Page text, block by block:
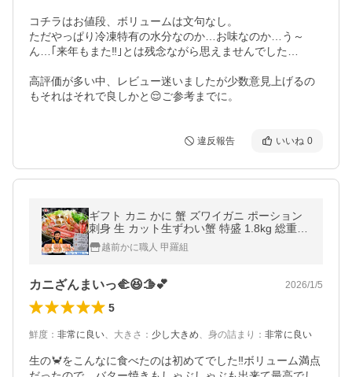
コチラはお値段、ボリュームは文句なし。
ただやっぱり冷凍特有の水分なのか…お味なのか…う～
ん…｢来年もまた‼️｣とは残念ながら思えませんでした…
高評価が多い中、レビュー迷いましたが少数意見上げるの
違反報告 いいね 0
ギフト カニ かに 蟹 ズワイガニ ポーション
刺身 生 カット生ずわい蟹 特盛 1.8kg 総重量
2.4kg 前後 お刺身OK 贈り物 誕生日 FF ポイ
ント利用 爆買
越前かに職人 甲羅組
カニざんまいっ🫲😆🫱💕 2026/1/5
5
鮮度 ： 非常に良い、 大きさ ： 少し大きめ、 身の詰まり ： 非常に良い
生の🦀をこんなに食べたのは初めてでした‼️ボリューム満点